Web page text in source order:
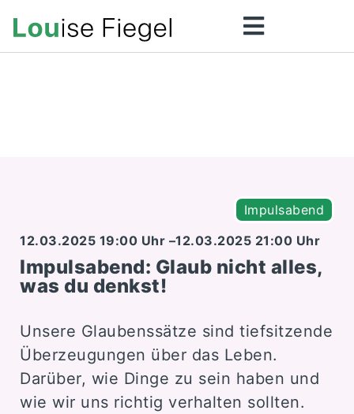
Home
Impulsabend
12.03.2025 19:00 Uhr –12.03.2025 21:00 Uhr
Impulsabend: Glaub nicht alles,
was du denkst!
Unsere Glaubenssätze sind tiefsitzende
Überzeugungen über das Leben.
Darüber, wie Dinge zu sein haben und
wie wir uns richtig verhalten sollten.